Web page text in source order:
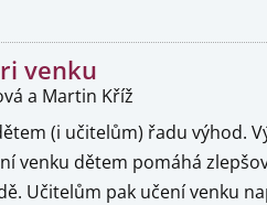
venku
a Martin Kříž
(i učitelům) řadu výhod.
venku dětem pomáhá
Učitelům pak učení venku